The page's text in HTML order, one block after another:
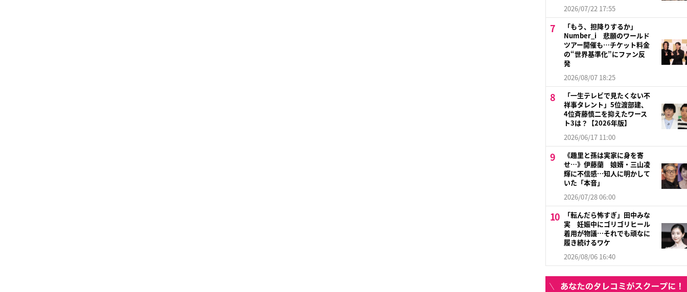
2026/07/22 17:55
「もう、担降りするか」
Number_i 悲願のワールド
ツアー開催も…チケット料金
の“世界基準化”にファン反
発
2026/08/07 18:25
「一生テレビで見たくない不
祥事タレント」5位渡部建、
4位斉藤慎二を抑えたワース
ト3は？【2026年版】
2026/06/17 11:00
《趣里と孫は実家に身を寄
せ…》伊藤蘭 娘婿・三山凌
輝に不信感…知人に明かして
いた「本音」
2026/07/28 06:00
「転んだら怖すぎ」田中みな
実 妊娠中にゴリゴリヒール
着用が物議…それでも頑なに
履き続けるワケ
2026/08/06 16:40